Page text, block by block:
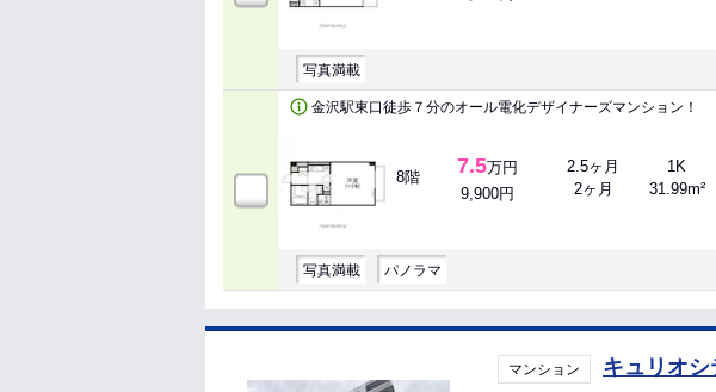
写真満載
金沢駅東口徒歩７分のオール電化デザイナーズマンション！
8階 7.5万円
9,900円
2.5ヶ月
2ヶ月
1K
31.99m²
写真満載 パノラマ
マンション キュリオ